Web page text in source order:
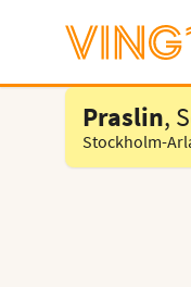
Välj hotell
Praslin,
Stockholm-